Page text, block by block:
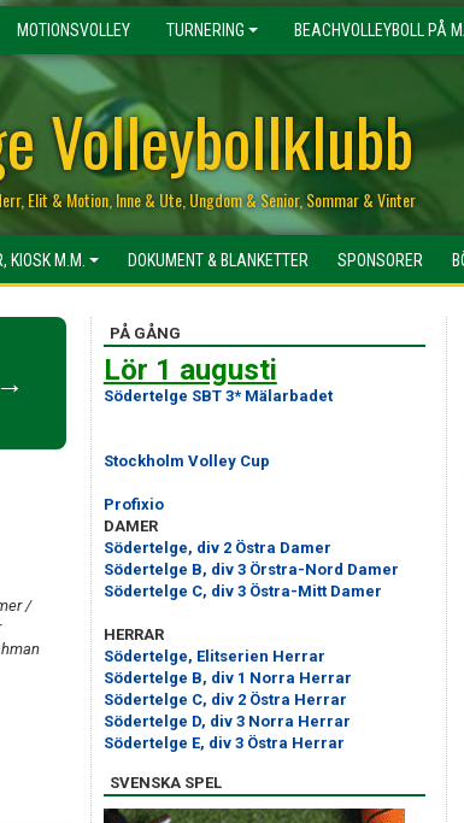
MOTIONSVOLLEY TURNERING BEACHVOLLEYBOLL PÅ
Volleybollklubb
Elit & Motion, Inne & Ute, Ungdom & Senior, Sommar & Vinter
KIOSK M.M. DOKUMENT & BLANKETTER SPONSORER
→
/
PÅ GÅNG
Lör 1 augusti
Södertelge SBT 3* Mälarbadet
Stockholm Volley Cup
Profixio
DAMER
Södertelge, div 2 Östra Damer
Södertelge B, div 3 Örstra-Nord Damer
Södertelge C, div 3 Östra-Mitt Damer
HERRAR
Södertelge, Elitserien Herrar
Södertelge B, div 1 Norra Herrar
Södertelge C, div 2 Östra Herrar
Södertelge D, div 3 Norra Herrar
Södertelge E, div 3 Östra Herrar
SVENSKA SPEL